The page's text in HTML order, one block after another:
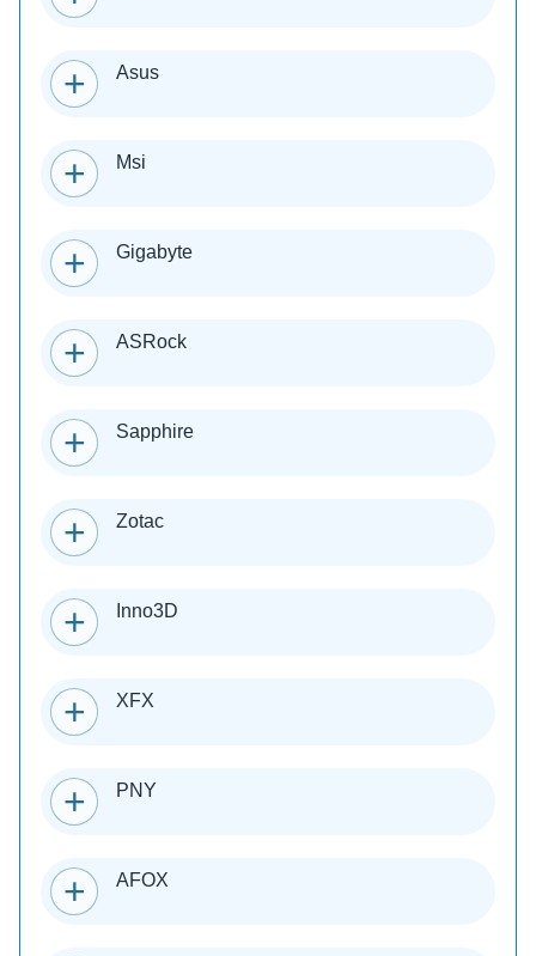
Asus
Msi
Gigabyte
ASRock
Sapphire
Zotac
Inno3D
XFX
PNY
AFOX